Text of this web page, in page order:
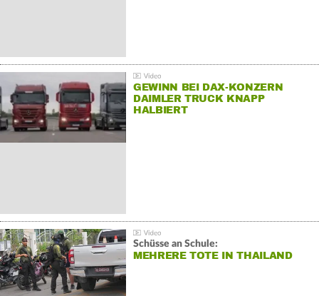
GEWINN BEI DAX-KONZERN
DAIMLER TRUCK KNAPP
HALBIERT
Schüsse an Schule:
MEHRERE TOTE IN THAILAND